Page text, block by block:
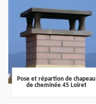
Pose et répartion de chapeau
de cheminée 45 Loiret